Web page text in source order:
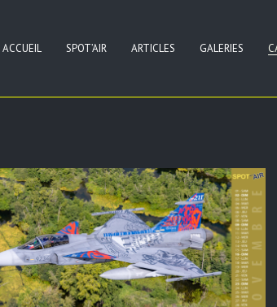
ACCUEIL SPOT’AIR ARTICLES GALERIES